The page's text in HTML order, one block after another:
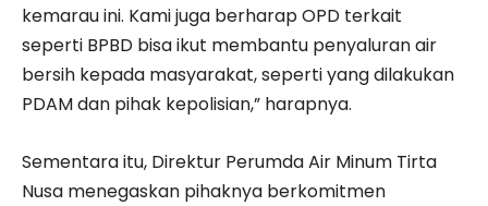
kemarau ini. Kami juga berharap OPD terkait
seperti BPBD bisa ikut membantu penyaluran air
bersih kepada masyarakat, seperti yang dilakukan
PDAM dan pihak kepolisian,” harapnya.
Sementara itu, Direktur Perumda Air Minum Tirta
Nusa menegaskan pihaknya berkomitmen